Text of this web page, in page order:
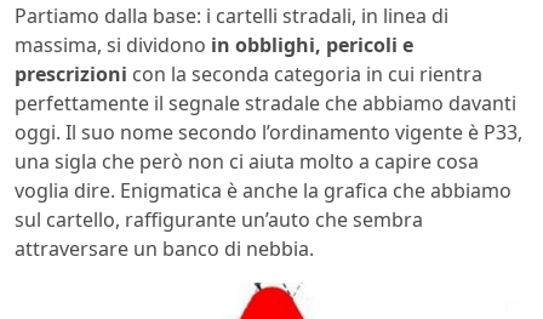
Partiamo dalla base: i cartelli stradali, in linea di
massima, si dividono in obblighi, pericoli e
prescrizioni con la seconda categoria in cui rientra
perfettamente il segnale stradale che abbiamo davanti
oggi. Il suo nome secondo l’ordinamento vigente è P33,
una sigla che però non ci aiuta molto a capire cosa
voglia dire. Enigmatica è anche la grafica che abbiamo
sul cartello, raffigurante un’auto che sembra
attraversare un banco di nebbia.